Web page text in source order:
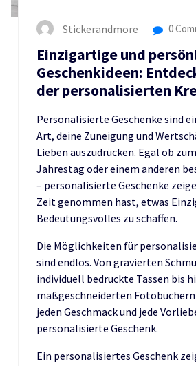
Stickerandmore 0
Einzigartige und
Geschenkideen:
der personalisierten
Personalisierte Geschenke sind
Art, deine Zuneigung und
Lieben auszudrücken. Egal ob
Jahrestag oder einem anderen
– personalisierte Geschenke
Zeit genommen hast, etwas
Bedeutungsvolles zu schaffen.
Die Möglichkeiten für
sind endlos. Von gravierten
individuell bedruckte Tassen bis
maßgeschneiderten
jeden Geschmack und jede
personalisierte Geschenk.
Ein personalisiertes Geschenk